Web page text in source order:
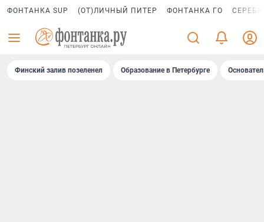
ФОНТАНКА SUP (ОТ)ЛИЧНЫЙ ПИТЕР ФОНТАНКА ГО
Финский залив позеленел Образование в Петербурге